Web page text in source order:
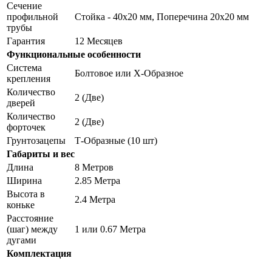
Сечение
профильной
трубы
Стойка - 40х20 мм, Поперечина 20х20 мм
Гарантия
12 Месяцев
Функциональные особенности
Система
крепления
Болтовое или Х-Образное
Количество
дверей
2 (Две)
Количество
форточек
2 (Две)
Грунтозацепы
Т-Образные (10 шт)
Габариты и вес
Длина
8 Метров
Ширина
2.85 Метра
Высота в
коньке
2.4 Метра
Расстояние
(шаг) между
дугами
1 или 0.67 Метра
Комплектация